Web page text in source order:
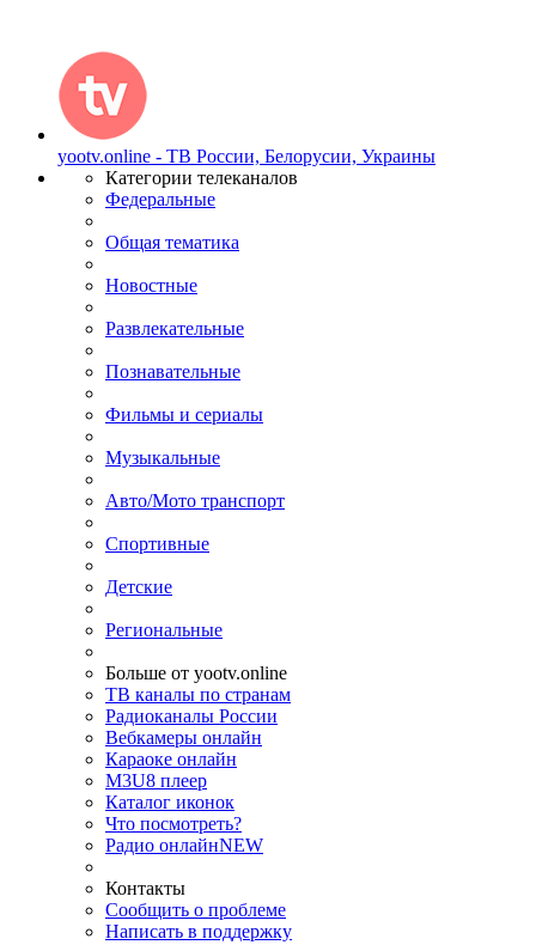
yootv.online - ТВ России, Белорусии, Украины
Категории телеканалов
Федеральные
Общая тематика
Новостные
Развлекательные
Познавательные
Фильмы и сериалы
Музыкальные
Авто/Мото транспорт
Спортивные
Детские
Региональные
Больше от yootv.online
ТВ каналы по странам
Радиоканалы России
Вебкамеры онлайн
Караоке онлайн
M3U8 плеер
Каталог иконок
Что посмотреть?
Радио онлайнNEW
Контакты
Сообщить о проблеме
Написать в поддержку